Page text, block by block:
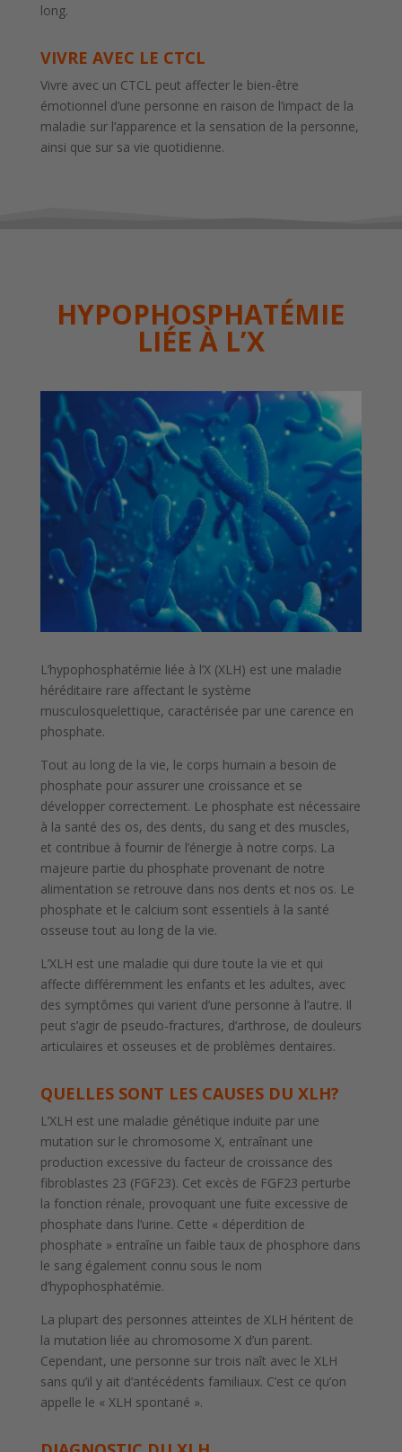
long.
VIVRE AVEC LE CTCL
Vivre avec un CTCL peut affecter le bien-être
émotionnel d’une personne en raison de l’impact de la
maladie sur l’apparence et la sensation de la personne,
ainsi que sur sa vie quotidienne.
HYPOPHOSPHATÉMIE
LIÉE ÀL’X
L’hypophosphatémie liée à l’X (XLH) est une maladie
héréditaire rare affectant le système
musculosquelettique, caractérisée par une carence en
phosphate.
Tout au long de la vie, le corps humain a besoin de
phosphate pour assurer une croissance et se
développer correctement. Le phosphate est nécessaire
à la santé des os, des dents, du sang et des muscles,
et contribue à fournir de l’énergie à notre corps. La
majeure partie du phosphate provenant de notre
alimentation se retrouve dans nos dents et nos os. Le
phosphate et le calcium sont essentiels à la santé
osseuse tout au long de la vie.
L’XLH est une maladie qui dure toute la vie et qui
affecte différemment les enfants et les adultes, avec
des symptômes qui varient d’une personne à l’autre. Il
peut s’agir de pseudo-fractures, d’arthrose, de douleurs
articulaires et osseuses et de problèmes dentaires.
QUELLES SONT LES CAUSES DU XLH?
L’XLH est une maladie génétique induite par une
mutation sur le chromosome X, entraînant une
production excessive du facteur de croissance des
fibroblastes 23 (FGF23). Cet excès de FGF23 perturbe
la fonction rénale, provoquant une fuite excessive de
phosphate dans l’urine. Cette « déperdition de
phosphate » entraîne un faible taux de phosphore dans
le sang également connu sous le nom
d’hypophosphatémie.
La plupart des personnes atteintes de XLH héritent de
la mutation liée au chromosome X d’un parent.
Cependant, une personne sur trois naît avec le XLH
sans qu’il y ait d’antécédents familiaux. C’est ce qu’on
appelle le « XLH spontané ».